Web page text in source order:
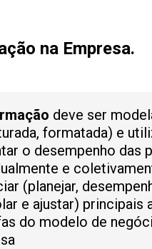
na Empresa.
deve ser
formatada) e
o desempenho das
e
(planejar,
e ajustar) principais
do modelo de